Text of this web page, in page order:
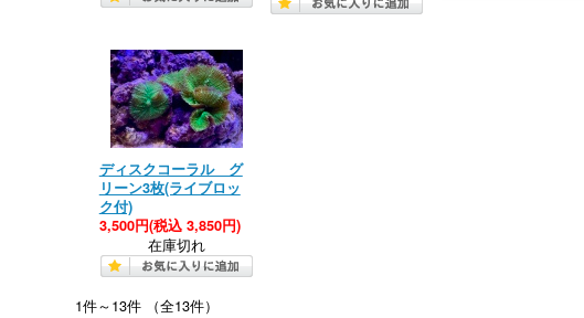
ディスクコーラル グ
リーン3枚(ライブロッ
ク付)
3,500円(税込 3,850円)
在庫切れ
1件～13件 （全13件）